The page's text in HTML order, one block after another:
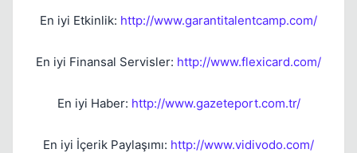
En iyi Etkinlik: http://www.garantitalentcamp.com/
En iyi Finansal Servisler: http://www.flexicard.com/
En iyi Haber: http://www.gazeteport.com.tr/
En iyi İçerik Paylaşımı: http://www.vidivodo.com/